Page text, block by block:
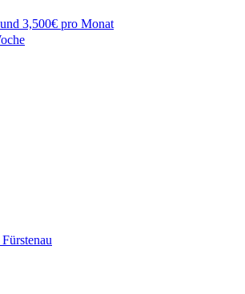
3,500€ pro Monat